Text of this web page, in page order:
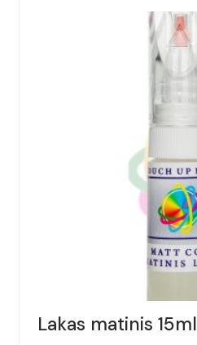
Lakas matinis 15ml